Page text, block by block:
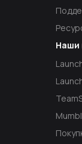
Наши